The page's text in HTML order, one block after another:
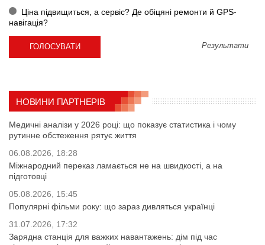
Ціна підвищиться, а сервіс? Де обіцяні ремонти й GPS-
навігація?
Результати
НОВИНИ ПАРТНЕРІВ
Медичні аналізи у 2026 році: що показує статистика і чому
рутинне обстеження рятує життя
06.08.2026, 18:28
Міжнародний переказ ламається не на швидкості, а на
підготовці
05.08.2026, 15:45
Популярні фільми року: що зараз дивляться українці
31.07.2026, 17:32
Зарядна станція для важких навантажень: дім під час